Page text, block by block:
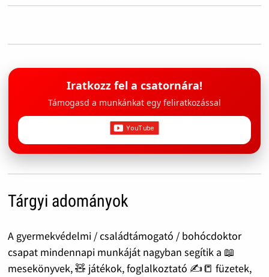
Iratkozz fel a csatornára!
Támogasd a munkánkat egy feliratkozással
Tárgyi adományok
A gyermekvédelmi / családtámogató / bohócdoktor
csapat mindennapi munkáját nagyban segítik a 📖
mesekönyvek, 🧸 játékok, foglalkoztató ✍️📒 füzetek,